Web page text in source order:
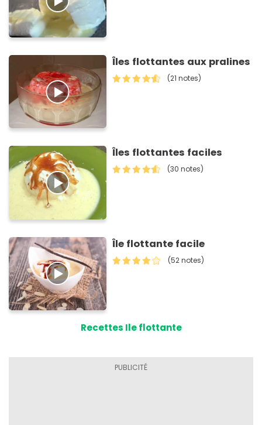
Îles flottantes aux pralines
(21 notes)
Îles flottantes faciles
(30 notes)
Île flottante facile
(52 notes)
Recettes Ile flottante